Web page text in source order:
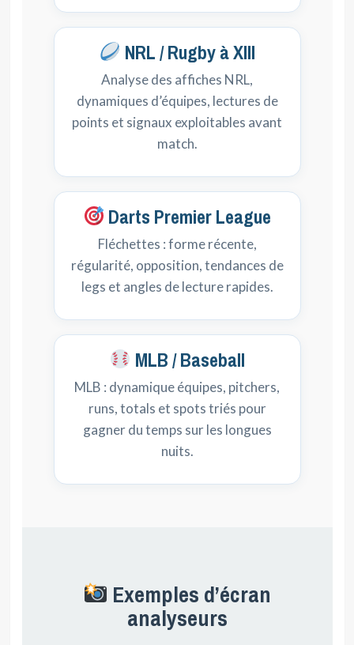
NRL / Rugby à XIII
Analyse des affiches NRL,
dynamiques d’équipes, lectures de
points et signaux exploitables avant
match.
Darts Premier League
Fléchettes : forme récente,
régularité, opposition, tendances de
legs et angles de lecture rapides.
MLB / Baseball
MLB : dynamique équipes, pitchers,
runs, totals et spots triés pour
gagner du temps sur les longues
nuits.
Exemples d’écran
analyseurs